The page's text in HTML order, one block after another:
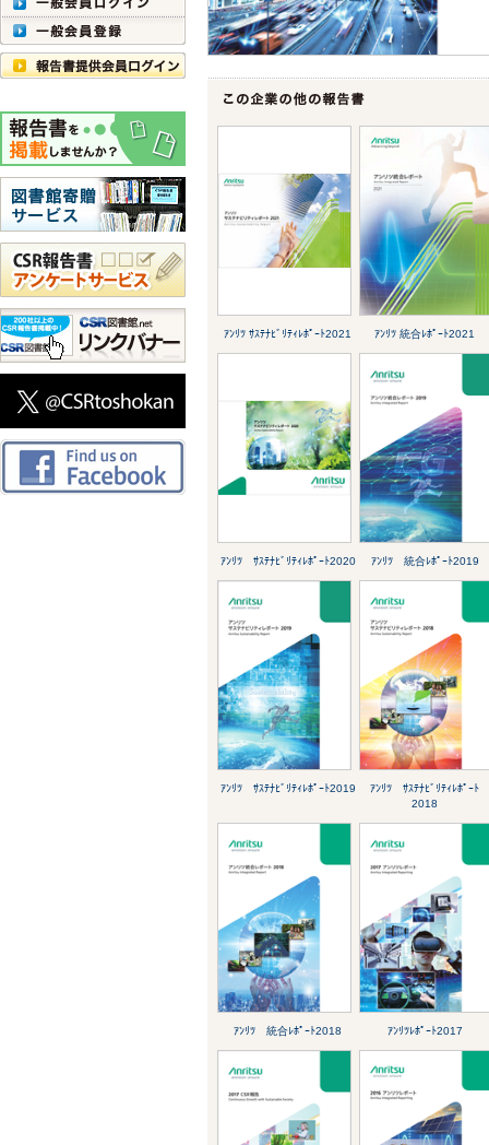
ｱﾝﾘﾂ ｻｽﾃﾅﾋﾞﾘﾃｨﾚﾎﾟｰﾄ2021 ｱﾝﾘﾂ 統合ﾚﾎﾟｰﾄ2021
ｱﾝﾘﾂ ｻｽﾃﾅﾋﾞﾘﾃｨﾚﾎﾟｰﾄ2020 ｱﾝﾘﾂ 統合ﾚﾎﾟｰﾄ2019
ｱﾝﾘﾂ ｻｽﾃﾅﾋﾞﾘﾃｨﾚﾎﾟｰﾄ2019
ｱﾝﾘﾂ ｻｽﾃﾅﾋﾞﾘﾃｨﾚﾎﾟｰﾄ
2018
ｱﾝﾘﾂ 統合ﾚﾎﾟｰﾄ2018 ｱﾝﾘﾂﾚﾎﾟｰﾄ2017